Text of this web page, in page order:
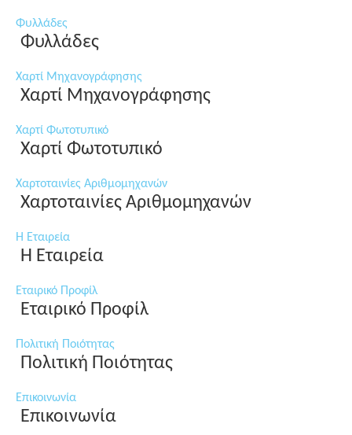
Φυλλάδες
Φυλλάδες
Χαρτί Μηχανογράφησης
Χαρτί Μηχανογράφησης
Χαρτί Φωτοτυπικό
Χαρτί Φωτοτυπικό
Χαρτοταινίες Αριθμομηχανών
Χαρτοταινίες Αριθμομηχανών
Η Εταιρεία
Η Εταιρεία
Εταιρικό Προφίλ
Εταιρικό Προφίλ
Πολιτική Ποιότητας
Πολιτική Ποιότητας
Επικοινωνία
Επικοινωνία